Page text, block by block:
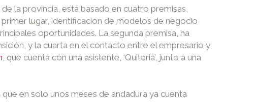
la provincia, está basado en cuatro premisas,
lugar, identificación de modelos de negocio
oportunidades. La segunda premisa, ha
y la cuarta en el contacto entre el empresario y
, que cuenta con una asistente, ‘Quiteria’, junto a una
en solo unos meses de andadura ya cuenta